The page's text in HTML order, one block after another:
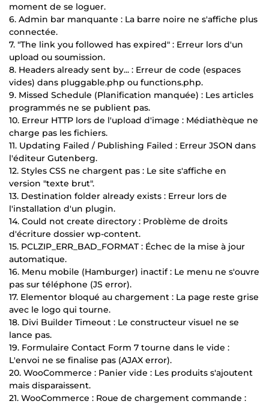
moment de se loguer.
6. Admin bar manquante : La barre noire ne s'affiche plus
connectée.
7. "The link you followed has expired" : Erreur lors d'un
upload ou soumission.
8. Headers already sent by... : Erreur de code (espaces
vides) dans pluggable.php ou functions.php.
9. Missed Schedule (Planification manquée) : Les articles
programmés ne se publient pas.
10. Erreur HTTP lors de l'upload d'image : Médiathèque ne
charge pas les fichiers.
11. Updating Failed / Publishing Failed : Erreur JSON dans
l'éditeur Gutenberg.
12. Styles CSS ne chargent pas : Le site s'affiche en
version "texte brut".
13. Destination folder already exists : Erreur lors de
l'installation d'un plugin.
14. Could not create directory : Problème de droits
d'écriture dossier wp-content.
15. PCLZIP_ERR_BAD_FORMAT : Échec de la mise à jour
automatique.
16. Menu mobile (Hamburger) inactif : Le menu ne s'ouvre
pas sur téléphone (JS error).
17. Elementor bloqué au chargement : La page reste grise
avec le logo qui tourne.
18. Divi Builder Timeout : Le constructeur visuel ne se
lance pas.
19. Formulaire Contact Form 7 tourne dans le vide :
L'envoi ne se finalise pas (AJAX error).
20. WooCommerce : Panier vide : Les produits s'ajoutent
mais disparaissent.
21. WooCommerce : Roue de chargement commande :